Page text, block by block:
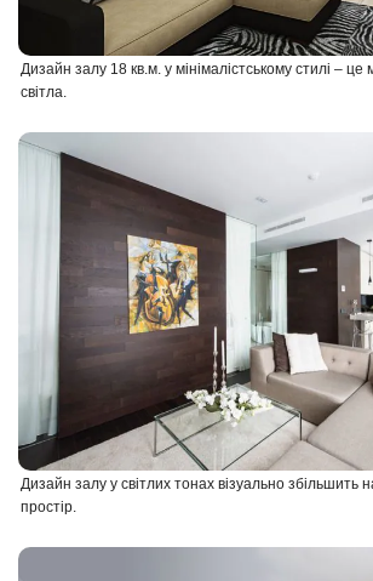
Дизайн залу 18 кв.м. у мінімалістському стилі –
світла.
Дизайн залу у світлих тонах візуально збільшить
простір.